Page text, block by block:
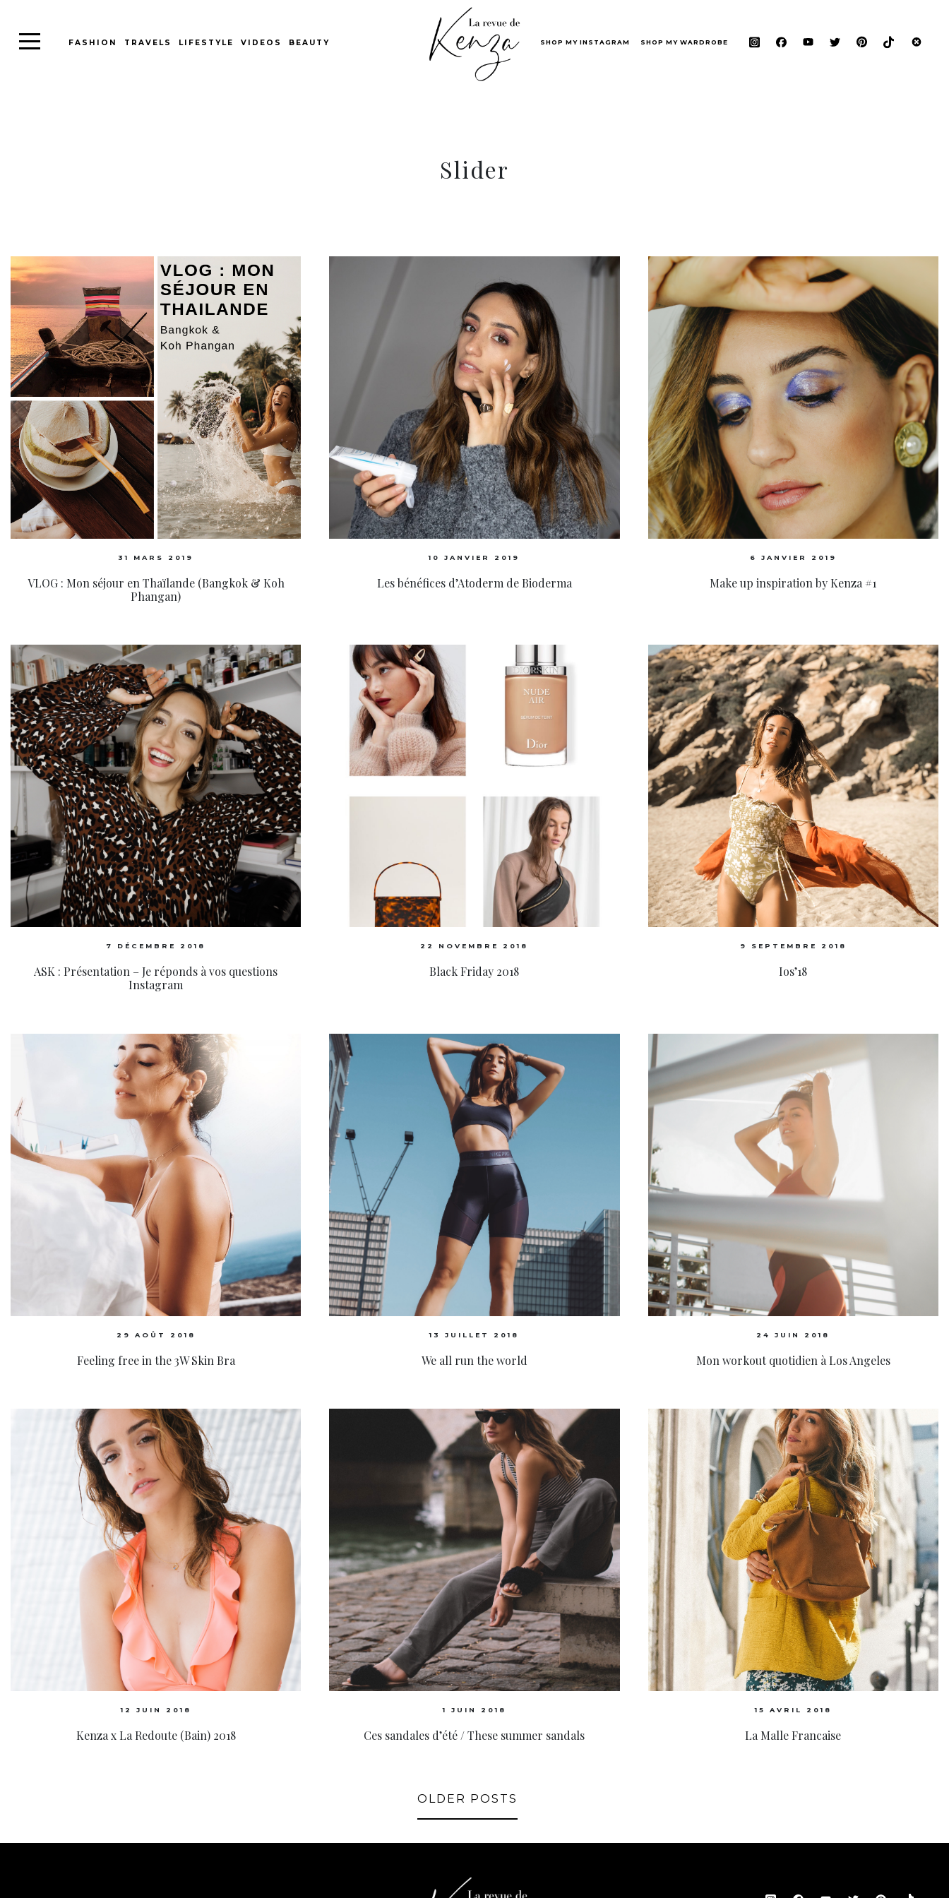
FASHION TRAVELS LIFESTYLE VIDEOS BEAUTY SHOP MY INSTAGRAM SHOP MY WARDROBE
Slider
31 MARS 2019
VLOG : Mon séjour en Thaïlande (Bangkok & Koh
Phangan)
10 JANVIER 2019
Les bénéfices d’Atoderm de Bioderma
6 JANVIER 2019
Make up inspiration by Kenza #1
7 DÉCEMBRE 2018
ASK : Présentation – Je réponds à vos questions
Instagram
22 NOVEMBRE 2018
Black Friday 2018
9 SEPTEMBRE 2018
Ios’18
29 AOÛT 2018
Feeling free in the 3W Skin Bra
13 JUILLET 2018
We all run the world
24 JUIN 2018
Mon workout quotidien à Los Angeles
12 JUIN 2018
Kenza x La Redoute (Bain) 2018
1 JUIN 2018
Ces sandales d’été / These summer sandals
15 AVRIL 2018
La Malle Francaise
OLDER POSTS